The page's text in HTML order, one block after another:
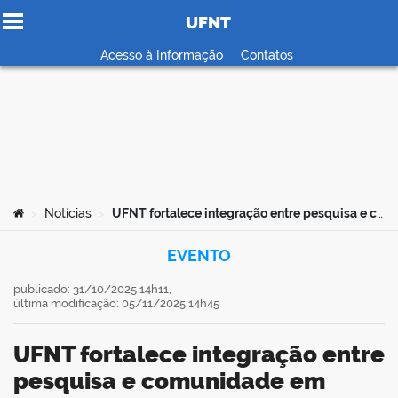
Ir para o conteúdo
UFNT
Acesso à Informação Contatos
Você está aqui:
Notícias UFNT fortalece integração entre pesquisa e comunidade em debate sobre extensão na pós-graduação durante IV TEIA
EVENTO
UFNT fortalece integração entre
pesquisa e comunidade em
publicado: 31/10/2025 14h11,
última modificação: 05/11/2025 14h45